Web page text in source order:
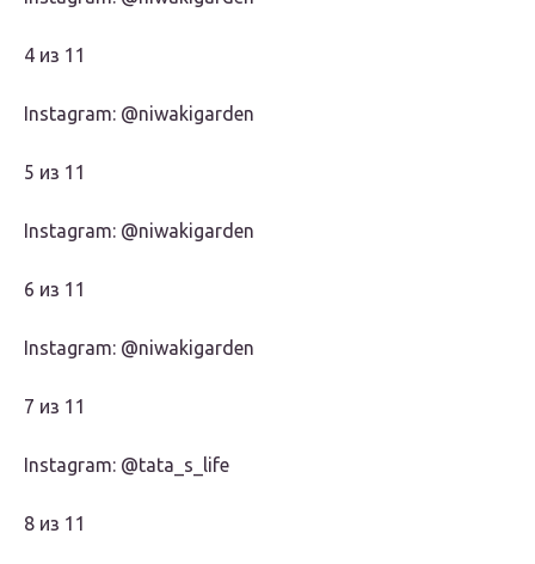
4 из 11
Instagram: @niwakigarden
5 из 11
Instagram: @niwakigarden
6 из 11
Instagram: @niwakigarden
7 из 11
Instagram: @tata_s_life
8 из 11